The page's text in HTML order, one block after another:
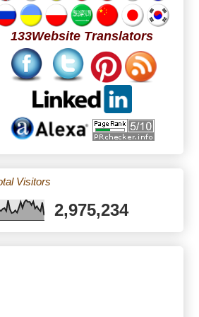
133Website Translators
Visitors
2,975,234